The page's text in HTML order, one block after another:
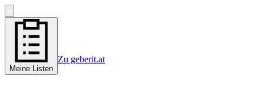
Meine Listen
Zu geberit.at